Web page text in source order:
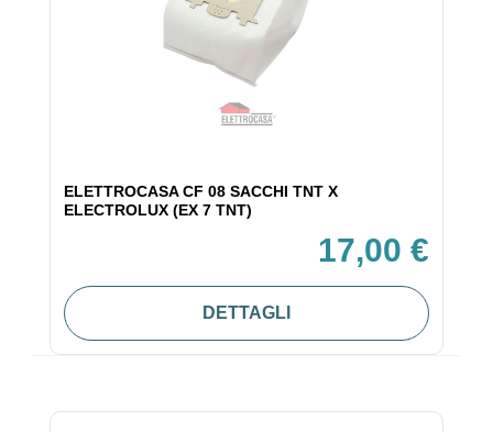
ELETTROCASA CF 08 SACCHI TNT X
ELECTROLUX (EX 7 TNT)
17,00 €
DETTAGLI